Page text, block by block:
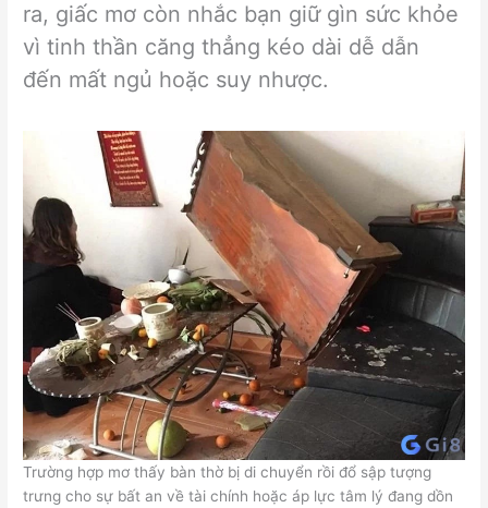
ra, giấc mơ còn nhắc bạn giữ gìn sức khỏe
vì tinh thần căng thẳng kéo dài dễ dẫn
đến mất ngủ hoặc suy nhược.
Trường hợp mơ thấy bàn thờ bị di chuyển rồi đổ sập tượng
trưng cho sự bất an về tài chính hoặc áp lực tâm lý đang dồn